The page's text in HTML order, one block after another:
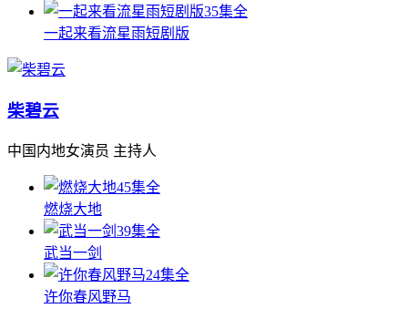
35集全
一起来看流星雨短剧版
柴碧云
中国内地女演员 主持人
45集全
燃烧大地
39集全
武当一剑
24集全
许你春风野马